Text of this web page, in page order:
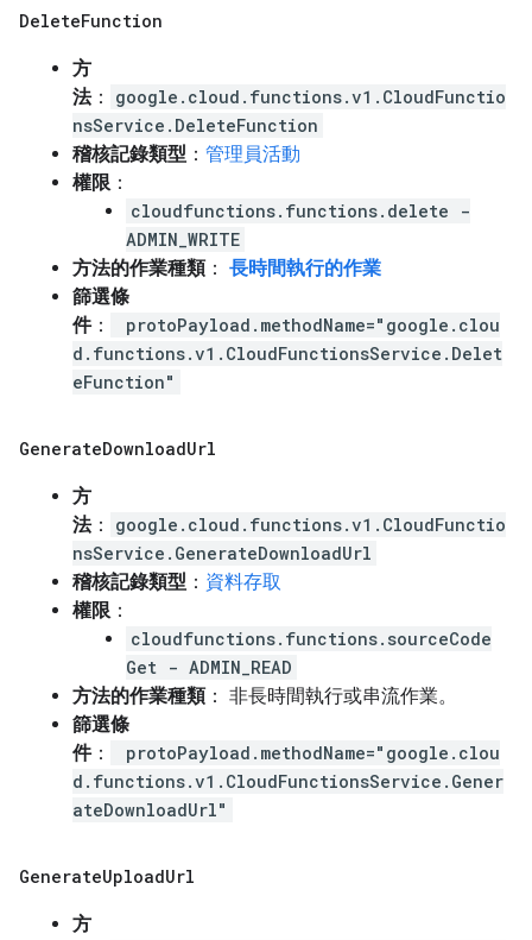
DeleteFunction
方
法：
google.cloud.functions.v1.CloudFunctio
nsService.DeleteFunction
稽核記錄類型 ： 管理員活動
權限 ：
cloudfunctions.functions.delete -
ADMIN_WRITE
方法的作業種類： 長時間執行的作業
篩選條
件：
protoPayload.methodName="google.clou
d.functions.v1.CloudFunctionsService.Delet
eFunction"
GenerateDownloadUrl
方
法：
google.cloud.functions.v1.CloudFunctio
nsService.GenerateDownloadUrl
稽核記錄類型 ： 資料存取
權限 ：
cloudfunctions.functions.sourceCode
Get - ADMIN_READ
方法的作業種類： 非長時間執行或串流作業。
篩選條
件：
protoPayload.methodName="google.clou
d.functions.v1.CloudFunctionsService.Gener
ateDownloadUrl"
GenerateUploadUrl
方